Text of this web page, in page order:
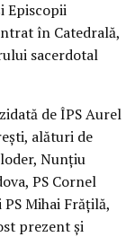
Episcopii
în Catedrală,
sacerdotal
de ÎPS Aurel
alături de
Nunțiu
PS Cornel
Mihai Frățilă,
prezent și